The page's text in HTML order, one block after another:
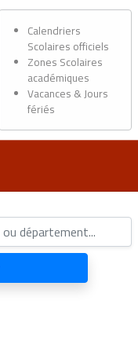
Calendriers
Scolaires officiels
Zones Scolaires
académiques
Vacances & Jours
fériés